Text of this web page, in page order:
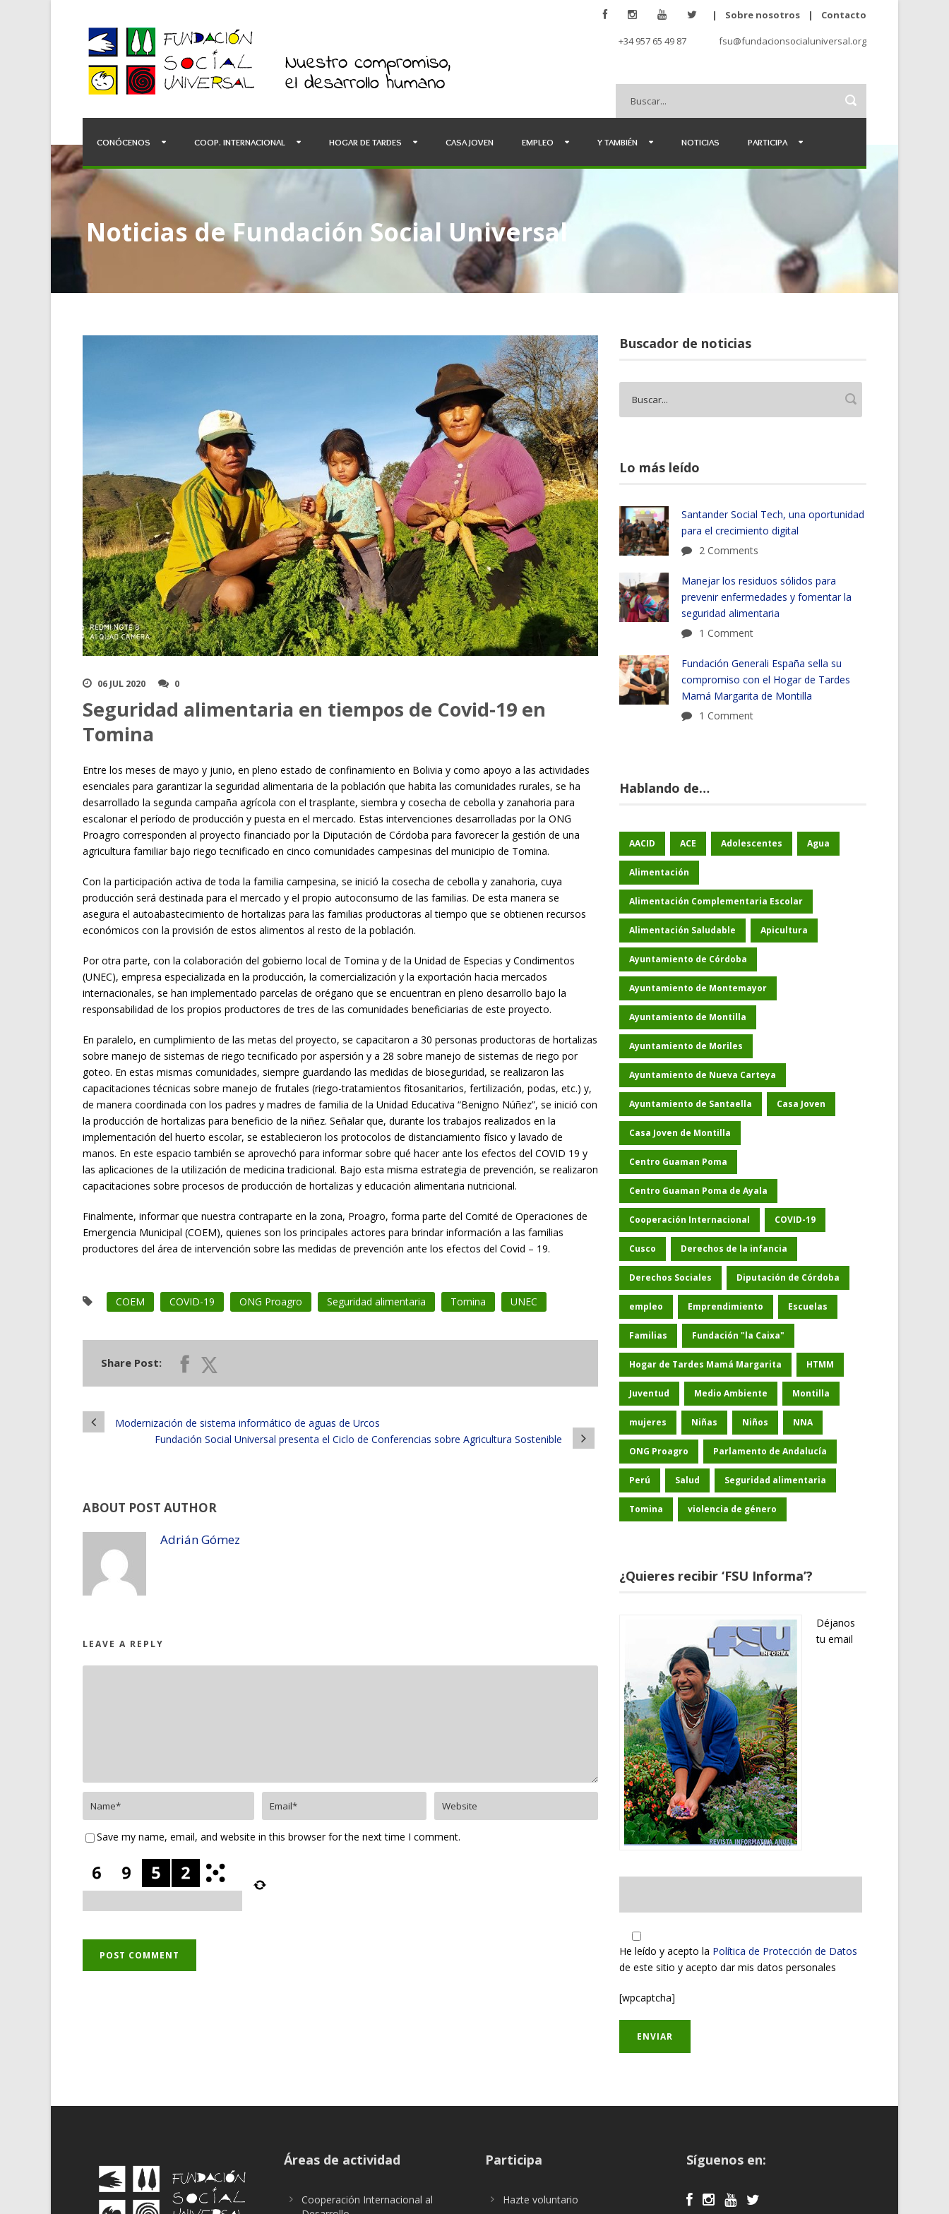
| Sobre nosotros | Contacto
+34 957 65 49 87 fsu@fundacionsocialuniversal.org
CONÓCENOS COOP. INTERNACIONAL HOGAR DE TARDES CASA JOVEN EMPLEO Y TAMBIÉN NOTICIAS PARTICIPA
Noticias de Fundación Social Universal
06 JUL 2020 0
Seguridad alimentaria en tiempos de Covid-19 en
Tomina
Entre los meses de mayo y junio, en pleno estado de confinamiento en Bolivia y como apoyo a las actividades
esenciales para garantizar la seguridad alimentaria de la población que habita las comunidades rurales, se ha
desarrollado la segunda campaña agrícola con el trasplante, siembra y cosecha de cebolla y zanahoria para
escalonar el período de producción y puesta en el mercado. Estas intervenciones desarrolladas por la ONG
Proagro corresponden al proyecto financiado por la Diputación de Córdoba para favorecer la gestión de una
agricultura familiar bajo riego tecnificado en cinco comunidades campesinas del municipio de Tomina.
Con la participación activa de toda la familia campesina, se inició la cosecha de cebolla y zanahoria, cuya
producción será destinada para el mercado y el propio autoconsumo de las familias. De esta manera se
asegura el autoabastecimiento de hortalizas para las familias productoras al tiempo que se obtienen recursos
económicos con la provisión de estos alimentos al resto de la población.
Por otra parte, con la colaboración del gobierno local de Tomina y de la Unidad de Especias y Condimentos
(UNEC), empresa especializada en la producción, la comercialización y la exportación hacia mercados
internacionales, se han implementado parcelas de orégano que se encuentran en pleno desarrollo bajo la
responsabilidad de los propios productores de tres de las comunidades beneficiarias de este proyecto.
En paralelo, en cumplimiento de las metas del proyecto, se capacitaron a 30 personas productoras de hortalizas
sobre manejo de sistemas de riego tecnificado por aspersión y a 28 sobre manejo de sistemas de riego por
goteo. En estas mismas comunidades, siempre guardando las medidas de bioseguridad, se realizaron las
capacitaciones técnicas sobre manejo de frutales (riego-tratamientos fitosanitarios, fertilización, podas, etc.) y,
de manera coordinada con los padres y madres de familia de la Unidad Educativa “Benigno Núñez”, se inició con
la producción de hortalizas para beneficio de la niñez. Señalar que, durante los trabajos realizados en la
implementación del huerto escolar, se establecieron los protocolos de distanciamiento físico y lavado de
manos. En este espacio también se aprovechó para informar sobre qué hacer ante los efectos del COVID 19 y
las aplicaciones de la utilización de medicina tradicional. Bajo esta misma estrategia de prevención, se realizaron
capacitaciones sobre procesos de producción de hortalizas y educación alimentaria nutricional.
Finalmente, informar que nuestra contraparte en la zona, Proagro, forma parte del Comité de Operaciones de
Emergencia Municipal (COEM), quienes son los principales actores para brindar información a las familias
productores del área de intervención sobre las medidas de prevención ante los efectos del Covid – 19.
COEM COVID-19 ONG Proagro Seguridad alimentaria Tomina UNEC
Share Post:
Modernización de sistema informático de aguas de Urcos
Fundación Social Universal presenta el Ciclo de Conferencias sobre Agricultura Sostenible
ABOUT POST AUTHOR
Adrián Gómez
LEAVE A REPLY
Save my name, email, and website in this browser for the next time I comment.
Buscador de noticias
Lo más leído
Santander Social Tech, una oportunidad
para el crecimiento digital
2 Comments
Manejar los residuos sólidos para
prevenir enfermedades y fomentar la
seguridad alimentaria
1 Comment
Fundación Generali España sella su
compromiso con el Hogar de Tardes
Mamá Margarita de Montilla
1 Comment
Hablando de…
AACID ACE Adolescentes Agua
Alimentación
Alimentación Complementaria Escolar
Alimentación Saludable Apicultura
Ayuntamiento de Córdoba
Ayuntamiento de Montemayor
Ayuntamiento de Montilla
Ayuntamiento de Moriles
Ayuntamiento de Nueva Carteya
Ayuntamiento de Santaella Casa Joven
Casa Joven de Montilla
Centro Guaman Poma
Centro Guaman Poma de Ayala
Cooperación Internacional COVID-19
Cusco Derechos de la infancia
Derechos Sociales Diputación de Córdoba
empleo Emprendimiento Escuelas
Familias Fundación "la Caixa"
Hogar de Tardes Mamá Margarita HTMM
Juventud Medio Ambiente Montilla
mujeres Niñas Niños NNA
ONG Proagro Parlamento de Andalucía
Perú Salud Seguridad alimentaria
Tomina violencia de género
¿Quieres recibir ‘FSU Informa’?
Déjanos
tu email
He leído y acepto la Política de Protección de Datos
de este sitio y acepto dar mis datos personales
[wpcaptcha]
Áreas de actividad
Cooperación Internacional al
Participa
Hazte voluntario
Síguenos en: